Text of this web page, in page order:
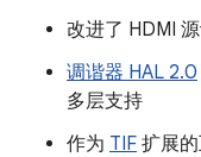
改进了 HDMI
调谐器 HAL 2.0
多层支持
作为 TIF 扩展